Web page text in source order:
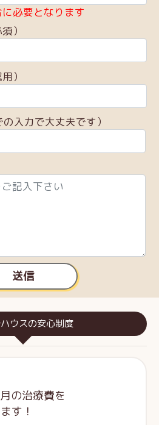
必要となります
）
）
入力で大丈夫です）
送信
ウスの安心制度
の治療費を
す！